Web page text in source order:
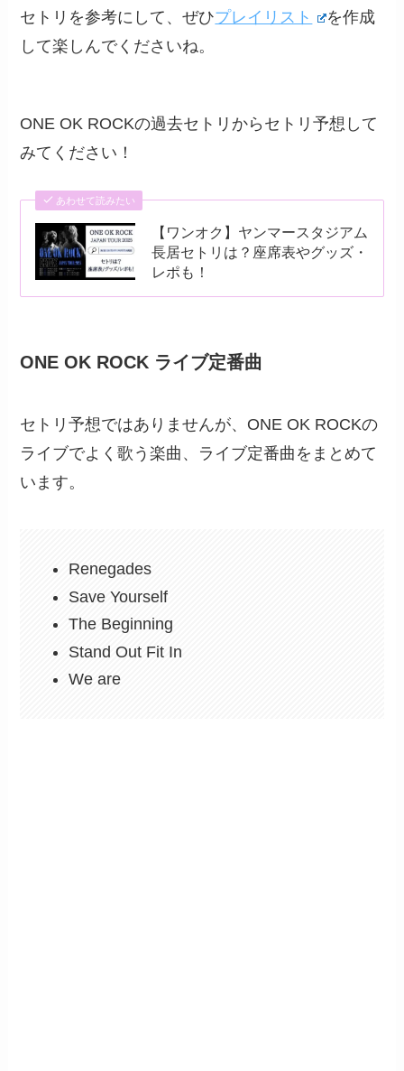
セトリを参考にして、ぜひプレイリスト
を作成
して楽しんでくださいね。
ONE OK ROCKの過去セトリからセトリ予想して
みてください！
あわせて読みたい
【ワンオク】ヤンマースタジアム
長居セトリは？座席表やグッズ・
レポも！
ONE OK ROCK ライブ定番曲
セトリ予想ではありませんが、ONE OK ROCKの
ライブでよく歌う楽曲、ライブ定番曲をまとめて
います。
Renegades
Save Yourself
The Beginning
Stand Out Fit In
We are